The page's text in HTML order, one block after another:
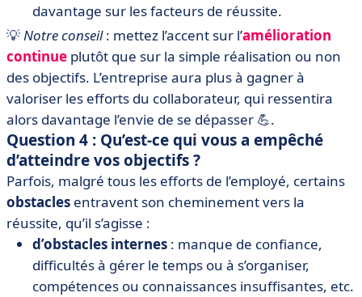
davantage sur les facteurs de réussite.
💡Notre conseil: mettez l’accent sur l’amélioration
continue plutôt que sur la simple réalisation ou non
des objectifs. L’entreprise aura plus à gagner à
valoriser les efforts du collaborateur, qui ressentira
alors davantage l’envie de se dépasser 💪.
Question 4 : Qu’est-ce qui vous a empêché
d’atteindre vos objectifs ?
Parfois, malgré tous les efforts de l’employé, certains
obstacles entravent son cheminement vers la
réussite, qu’il s’agisse :
d’obstacles internes : manque de confiance,
difficultés à gérer le temps ou à s’organiser,
compétences ou connaissances insuffisantes, etc.